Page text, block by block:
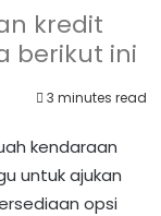
kredit
berikut ini
3 minutes read
kendaraan
untuk ajukan
opsi